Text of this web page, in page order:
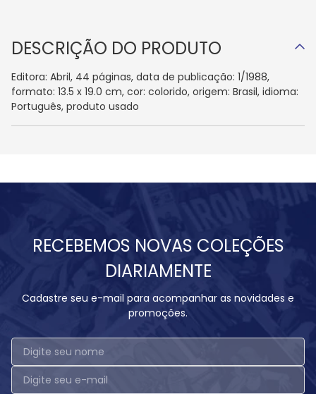
DESCRIÇÃO DO PRODUTO
Editora: Abril, 44 páginas, data de publicação: 1/1988,
formato: 13.5 x 19.0 cm, cor: colorido, origem: Brasil, idioma:
Português, produto usado
RECEBEMOS NOVAS COLEÇÕES
DIARIAMENTE
Cadastre seu e-mail para acompanhar as novidades e
promoções.